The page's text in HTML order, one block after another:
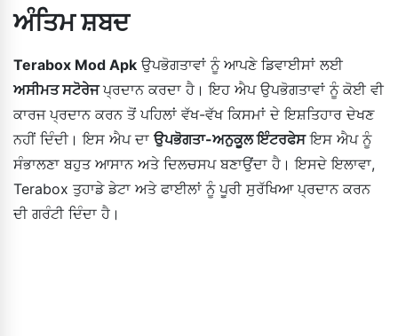
ਅੰਤਿਮ ਸ਼ਬਦ
Terabox Mod Apk ਉਪਭੋਗਤਾਵਾਂ ਨੂੰ ਆਪਣੇ ਡਿਵਾਈਸਾਂ ਲਈ
ਅਸੀਮਤ ਸਟੋਰੇਜਪ੍ਰਦਾਨ ਕਰਦਾ ਹੈ। ਇਹ ਐਪ ਉਪਭੋਗਤਾਵਾਂ ਨੂੰ ਕੋਈ ਵੀ
ਕਾਰਜ ਪ੍ਰਦਾਨ ਕਰਨ ਤੋਂ ਪਹਿਲਾਂ ਵੱਖ-ਵੱਖ ਕਿਸਮਾਂ ਦੇ ਇਸ਼ਤਿਹਾਰ ਦੇਖਣ
ਨਹੀਂ ਦਿੰਦੀ। ਇਸ ਐਪ ਦਾ ਉਪਭੋਗਤਾ-ਅਨੁਕੂਲ ਇੰਟਰਫੇਸਇਸ ਐਪ ਨੂੰ
ਸੰਭਾਲਣਾ ਬਹੁਤ ਆਸਾਨ ਅਤੇ ਦਿਲਚਸਪ ਬਣਾਉਂਦਾ ਹੈ। ਇਸਦੇ ਇਲਾਵਾ,
Terabox ਤੁਹਾਡੇ ਡੇਟਾ ਅਤੇ ਫਾਈਲਾਂ ਨੂੰ ਪੂਰੀ ਸੁਰੱਖਿਆ ਪ੍ਰਦਾਨ ਕਰਨ
ਦੀ ਗਰੰਟੀ ਦਿੰਦਾ ਹੈ।